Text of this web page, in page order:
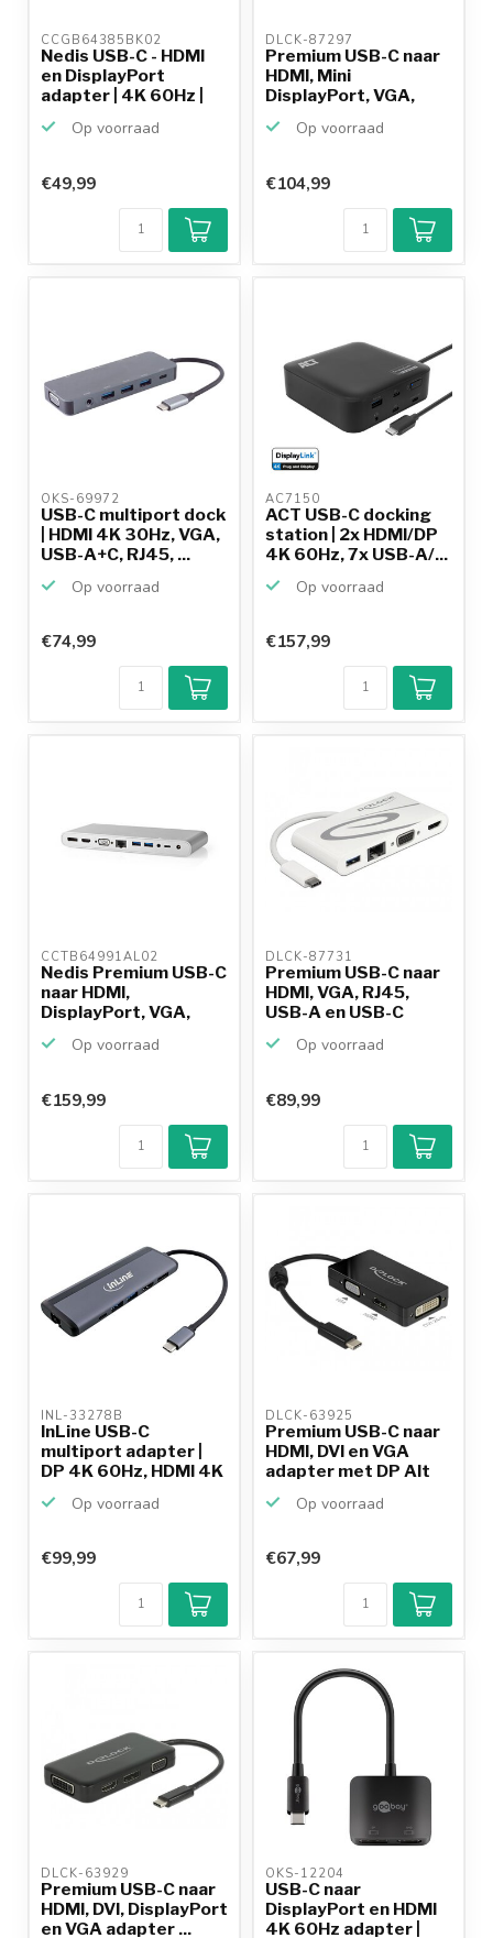
CCGB64385BK02
Nedis USB-C - HDMI
en DisplayPort
adapter | 4K 60Hz |
Op voorraad
€49,99
DLCK-87297
Premium USB-C naar
HDMI, Mini
DisplayPort, VGA,
Op voorraad
€104,99
OKS-69972
USB-C multiport dock
| HDMI 4K 30Hz, VGA,
USB-A+C, RJ45, ...
Op voorraad
€74,99
AC7150
ACT USB-C docking
station | 2x HDMI/DP
4K 60Hz, 7x USB-A/...
Op voorraad
€157,99
CCTB64991AL02
Nedis Premium USB-C
naar HDMI,
DisplayPort, VGA,
Op voorraad
€159,99
DLCK-87731
Premium USB-C naar
HDMI, VGA, RJ45,
USB-A en USB-C
Op voorraad
€89,99
INL-33278B
InLine USB-C
multiport adapter |
DP 4K 60Hz, HDMI 4K
Op voorraad
€99,99
DLCK-63925
Premium USB-C naar
HDMI, DVI en VGA
adapter met DP Alt
Op voorraad
€67,99
DLCK-63929
Premium USB-C naar
HDMI, DVI, DisplayPort
en VGA adapter ...
OKS-12204
USB-C naar
DisplayPort en HDMI
4K 60Hz adapter |